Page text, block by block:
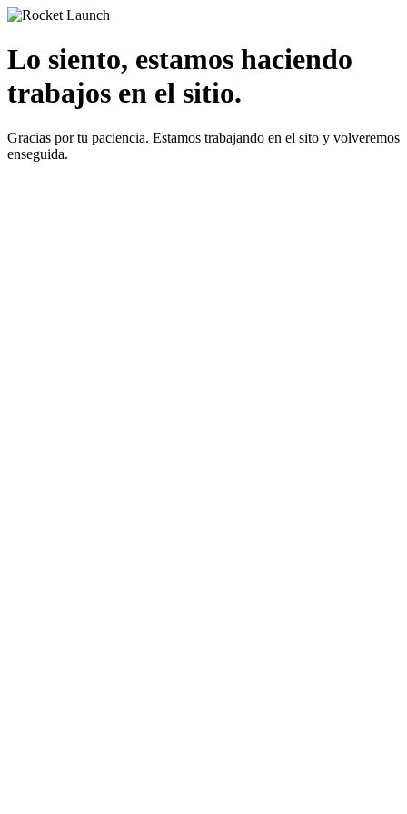
Lo siento, estamos haciendo
trabajos en el sitio.
Gracias por tu paciencia. Estamos trabajando en el sito y volveremos
enseguida.